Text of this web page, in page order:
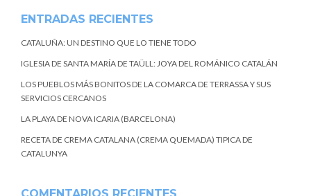
ENTRADAS RECIENTES
CATALUÑA: UN DESTINO QUE LO TIENE TODO
IGLESIA DE SANTA MARÍA DE TAÜLL: JOYA DEL ROMÁNICO CATALÁN
LOS PUEBLOS MÁS BONITOS DE LA COMARCA DE TERRASSA Y SUS
SERVICIOS CERCANOS
LA PLAYA DE NOVA ICARIA (BARCELONA)
RECETA DE CREMA CATALANA (CREMA QUEMADA) TIPICA DE
CATALUNYA